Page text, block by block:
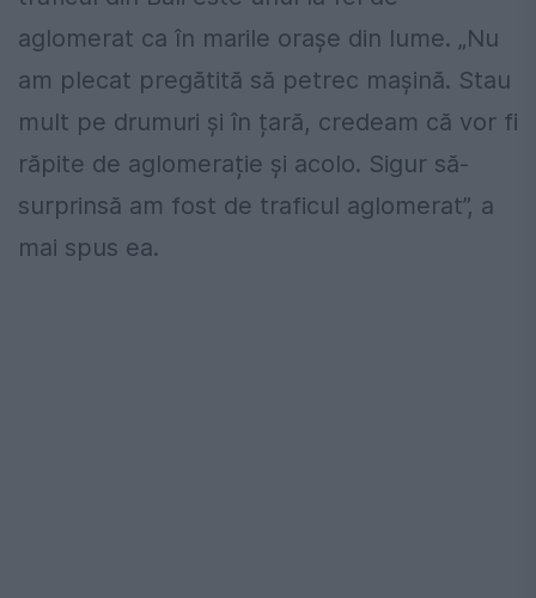
aglomerat ca în marile orașe din lume. „Nu
am plecat pregătită să petrec mașină. Stau
mult pe drumuri și în țară, credeam că vor fi
răpite de aglomerație și acolo. Sigur să-
surprinsă am fost de traficul aglomerat”, a
mai spus ea.